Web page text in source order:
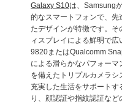
Galaxy S10は、Samsung
的なスマートフォンで、
たデザインが特徴です。
ィスプレイによる鮮明で
9820またはQualcomm
による滑らかなパフォー
を備えたトリプルカメラ
充実した生活をサポート
り、顔認証や指紋認証な